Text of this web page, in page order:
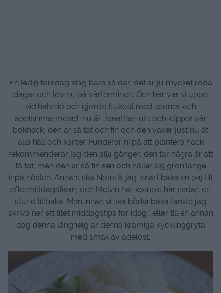
En ledig torsdag idag bara så där, det är ju mycket röda
dagar och lov nu på vårterminen. Och här var vi uppe
vid halvnio och gjorde frukost med scones och
apelsinmarmelad, nu är Jonathan ute och klipper vår
bokhäck, den är så tät och fin och den växer just nu åt
alla håll och kanter. Funderar ni på att plantera häck
rekommenderar jag den alla gånger, den tar några år att
få tät, men den är så fin sen och håller sig grön länge
inpå hösten. Annars ska Nomi & jag snart baka en paj till
eftermiddagsfikan, och Melvin har kompis här sedan en
stund tillbaka. Men innan vi ska börka baka tänkte jag
skriva ner ett litet middagstips för idag , eller till en annan
dag denna långhelg är denna krämiga kycklinggryta
med smak av ädelost.